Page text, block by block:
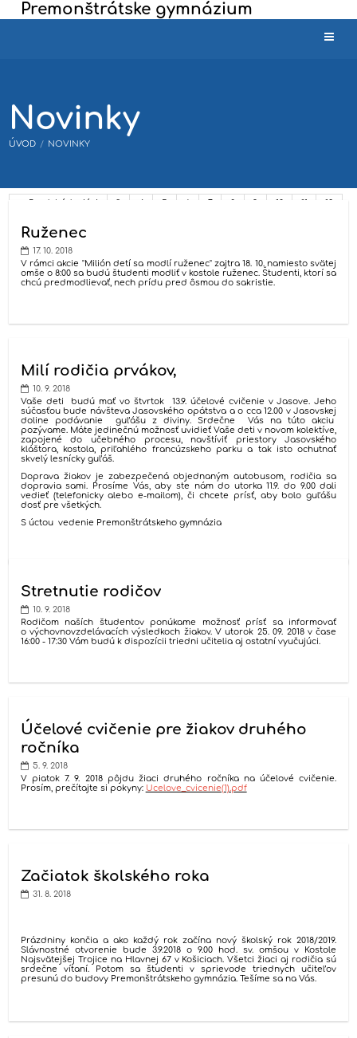
Premonštrátske gymnázium
Novinky
ÚVOD / NOVINKY
Novinky
Ruženec
17. 10. 2018
V rámci akcie "Milión detí sa modlí ruženec" zajtra 18. 10. namiesto svätej
omše o 8:00 sa budú študenti modliť v kostole ruženec. Študenti, ktorí sa
chcú predmodlievať, nech prídu pred ôsmou do sakristie.
Milí rodičia prvákov,
10. 9. 2018
Vaše deti budú mať vo štvrtok 13.9. účelové cvičenie v Jasove. Jeho
súčasťou bude návšteva Jasovského opátstva a o cca 12.00 v Jasovskej
doline podávanie guľášu z diviny. Srdečne Vás na túto akciu
pozývame. Máte jedinečnú možnosť uvidieť Vaše deti v novom kolektíve,
zapojené do učebného procesu, navštíviť priestory Jasovského
kláštora, kostola, priľahlého francúzskeho parku a tak isto ochutnať
skvelý lesnícky guľáš.
Doprava žiakov je zabezpečená objednaným autobusom, rodičia sa
dopravia sami. Prosíme Vás, aby ste nám do utorka 11.9. do 9.00 dali
vedieť (telefonicky alebo e-mailom), či chcete prísť, aby bolo guľášu
dosť pre všetkých.
S úctou vedenie Premonštrátskeho gymnázia
Stretnutie rodičov
10. 9. 2018
Rodičom naších študentov ponúkame možnosť prísť sa informovať
o výchovnovzdelávacích výsledkoch žiakov. V utorok 25. 09. 2018 v čase
16:00 - 17:30 Vám budú k dispozícii triedni učitelia aj ostatní vyučujúci.
Účelové cvičenie pre žiakov druhého
ročníka
5. 9. 2018
V piatok 7. 9. 2018 pôjdu žiaci druhého ročníka na účelové cvičenie.
Prosím, prečítajte si pokyny: Ucelove_cvicenie(1).pdf
Začiatok školského roka
31. 8. 2018
Prázdniny končia a ako každý rok začína nový školský rok 2018/2019.
Slávnostné otvorenie bude 3.9.2018 o 9.00 hod. sv. omšou v Kostole
Najsvätejšej Trojice na Hlavnej 67 v Košiciach. Všetci žiaci aj rodičia sú
srdečne vítaní. Potom sa študenti v sprievode triednych učiteľov
presunú do budovy Premonštrátskeho gymnázia. Tešíme sa na Vás.
Predchádzajúci 3 4 5 6 7 8 9 10 11 12